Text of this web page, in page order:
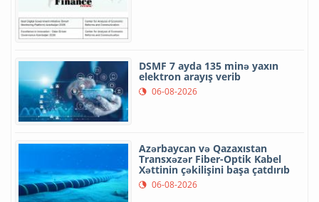
DSMF 7 ayda 135 minə yaxın
elektron arayış verib
06-08-2026
Azərbaycan və Qazaxıstan
Transxəzər Fiber-Optik Kabel
Xəttinin çəkilişini başa çatdırıb
06-08-2026